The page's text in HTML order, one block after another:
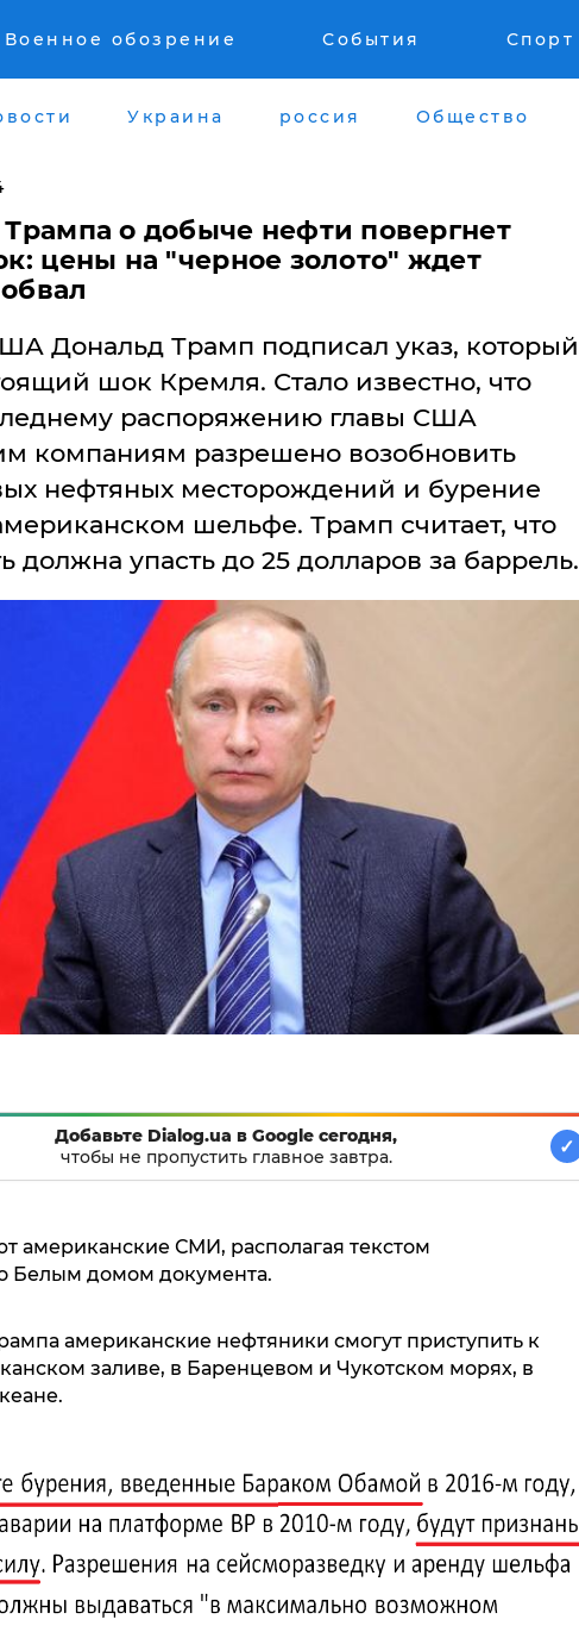
Военное обозрение События Спорт
Украина россия Общество
о добыче нефти повергнет
цены на "черное золото" ждет
Дональд Трамп подписал указ, который
шок Кремля. Стало известно, что
распоряжению главы США
компаниям разрешено возобновить
нефтяных месторождений и бурение
шельфе. Трамп считает, что
должна упасть до 25 долларов за баррель.
Добавьте Dialog.ua в Google сегодня,
чтобы не пропустить главное завтра.
✓
американские СМИ, располагая текстом
Белым домом документа.
американские нефтяники смогут приступить к
заливе, в Баренцевом и Чукотском морях, в